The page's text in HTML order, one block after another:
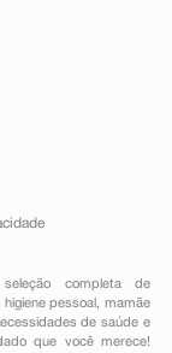
completa de
higiene pessoal ,mamãe
de saúde e
que você merece!